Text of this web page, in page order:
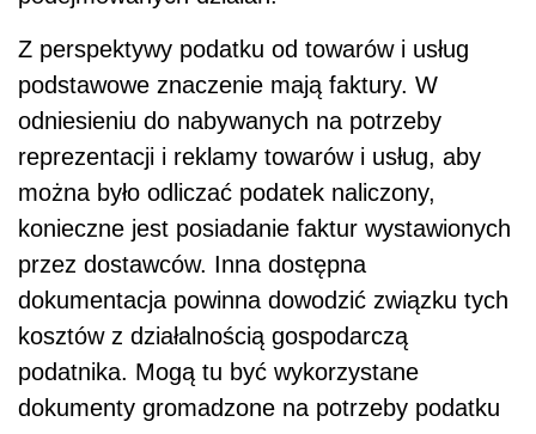
Z perspektywy podatku od towarów i usług
podstawowe znaczenie mają faktury. W
odniesieniu do nabywanych na potrzeby
reprezentacji i reklamy towarów i usług, aby
można było odliczać podatek naliczony,
konieczne jest posiadanie faktur wystawionych
przez dostawców. Inna dostępna
dokumentacja powinna dowodzić związku tych
kosztów z działalnością gospodarczą
podatnika. Mogą tu być wykorzystane
dokumenty gromadzone na potrzeby podatku